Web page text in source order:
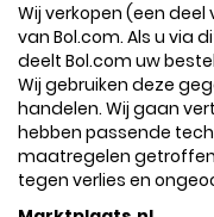
Wij verkopen (een
van Bol.com. Als u via
deelt Bol.com uw
Wij gebruiken deze
handelen. Wij gaan
hebben passende
maatregelen
tegen verlies en